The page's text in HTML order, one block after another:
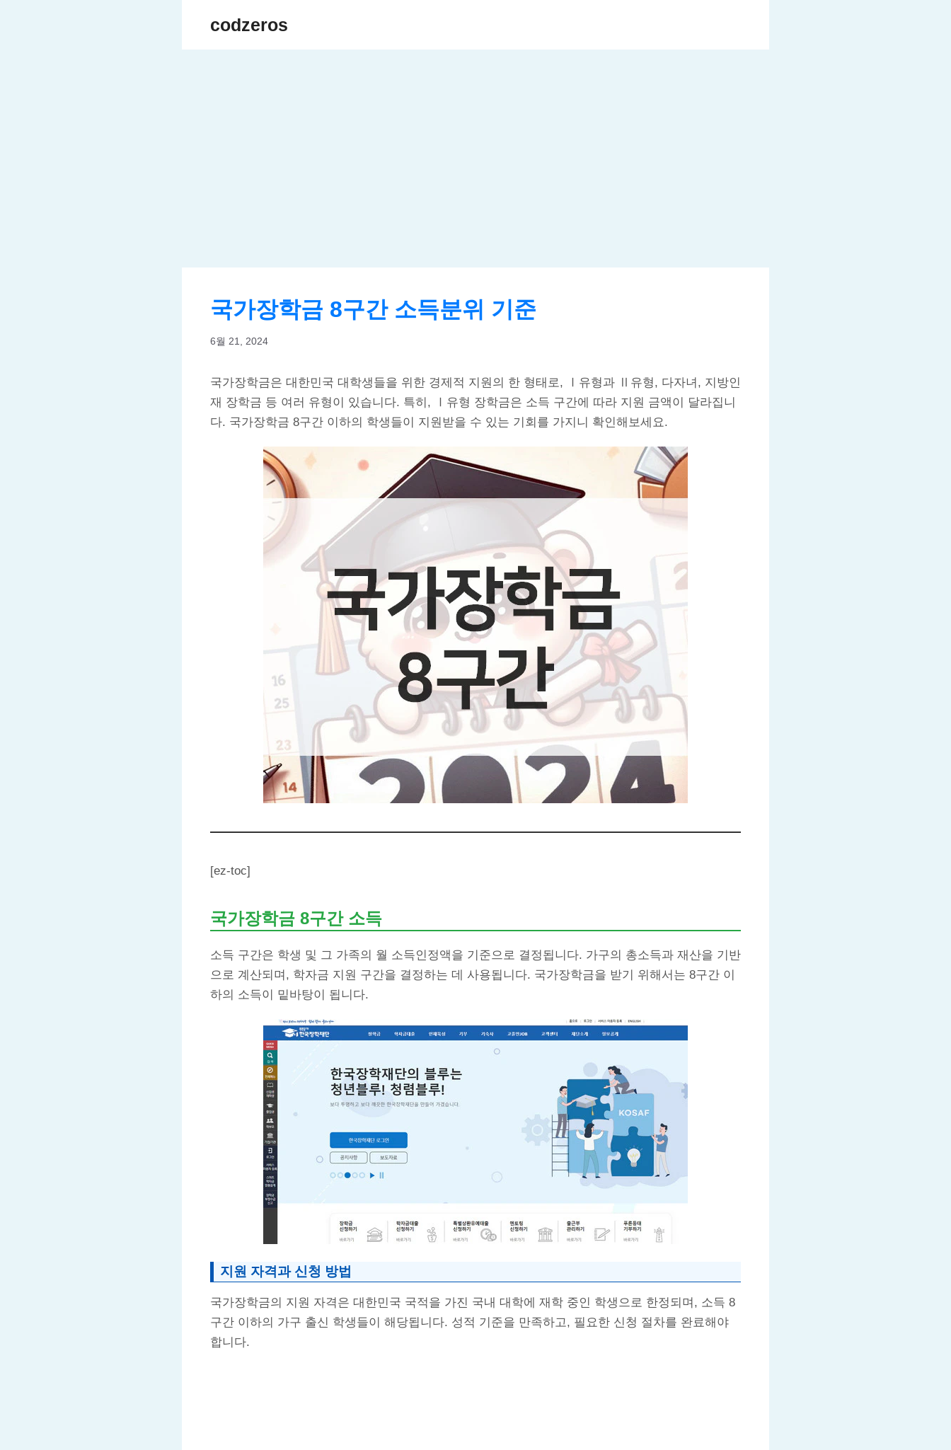
codzeros
국가장학금 8구간 소득분위 기준
6월 21, 2024
국가장학금은 대한민국 대학생들을 위한 경제적 지원의 한 형태로, Ⅰ유형과 Ⅱ유형, 다자녀, 지방인
재 장학금 등 여러 유형이 있습니다. 특히, Ⅰ유형 장학금은 소득 구간에 따라 지원 금액이 달라집니
다. 국가장학금 8구간 이하의 학생들이 지원받을 수 있는 기회를 가지니 확인해보세요.
[ez-toc]
국가장학금 8구간 소득
소득 구간은 학생 및 그 가족의 월 소득인정액을 기준으로 결정됩니다. 가구의 총소득과 재산을 기반
으로 계산되며, 학자금 지원 구간을 결정하는 데 사용됩니다​​. 국가장학금을 받기 위해서는 8구간 이
하의 소득이 밑바탕이 됩니다.
지원 자격과 신청 방법
국가장학금의 지원 자격은 대한민국 국적을 가진 국내 대학에 재학 중인 학생으로 한정되며, 소득 8
구간 이하의 가구 출신 학생들이 해당됩니다. 성적 기준을 만족하고, 필요한 신청 절차를 완료해야
합니다​​.